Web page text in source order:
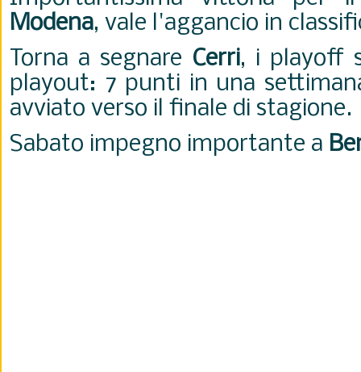
Modena, vale l'aggancio in
Torna a segnare Cerri, i playoff
playout: 7 punti in una
avviato verso il finale di stagione.
Sabato impegno importante a